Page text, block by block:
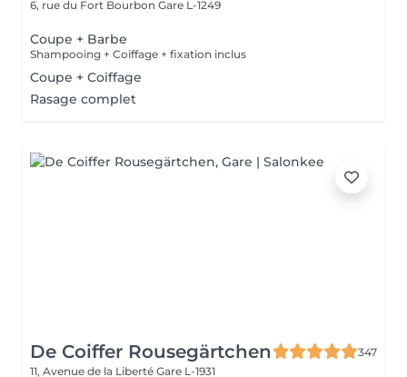
6, rue du Fort Bourbon Gare L-1249
Coupe + Barbe
Shampooing + Coiffage + fixation inclus
Coupe + Coiffage
Rasage complet
De Coiffer Rousegärtchen
347
11, Avenue de la Liberté Gare L-1931